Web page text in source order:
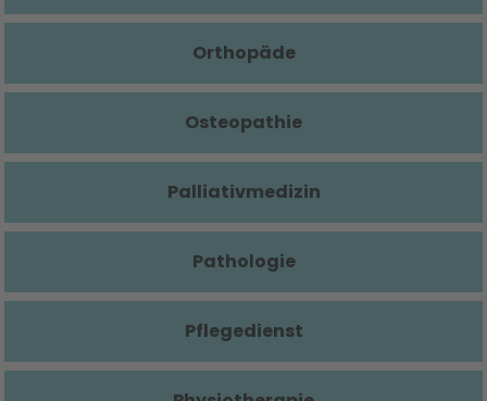
Orthopäde
Osteopathie
Palliativmedizin
Pathologie
Pflegedienst